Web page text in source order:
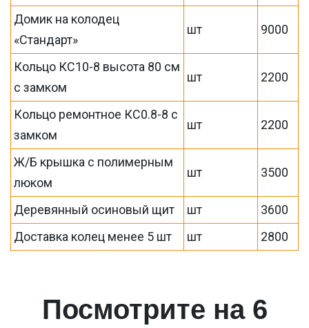
Домик на колодец
«Стандарт»
шт 9000
Кольцо КС10-8 высота 80 см
с замком
шт 2200
Кольцо ремонтное КС0.8-8 с
замком
шт 2200
Ж/Б крышка с полимерным
люком
шт 3500
Деревянный осиновый щит шт
3600
Доставка колец менее 5 шт
шт 2800
Посмотрите на 6